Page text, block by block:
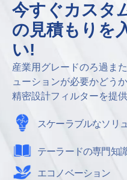
今すぐカスタ
の見積もりを
い!
産業用グレードのろ過ま
ューションが必要かどう
精密設計フィルターを提
スケーラブルなソリ
テーラードの専門知
エコノベーション